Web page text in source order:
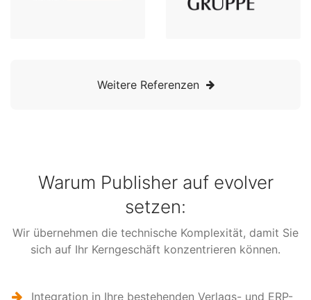
Weitere Referenzen
Warum Publisher auf evolver
setzen:
Wir übernehmen die technische Komplexität, damit Sie
sich auf Ihr Kerngeschäft konzentrieren können.
Integration in Ihre bestehenden Verlags- und ERP-